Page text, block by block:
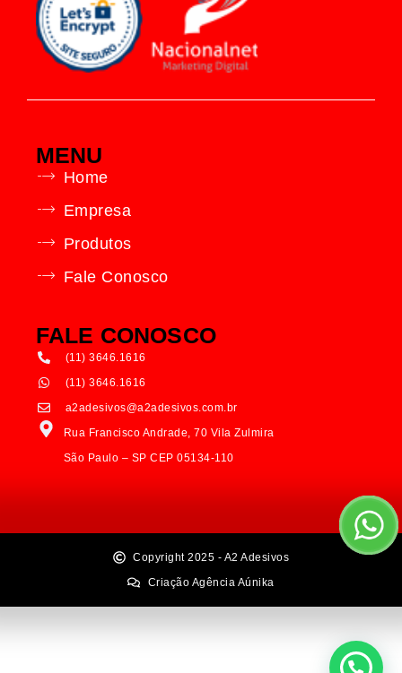
MENU
Home
Empresa
Produtos
Fale Conosco
FALE CONOSCO
(11) 3646.1616
(11) 3646.1616
a2adesivos@a2adesivos.com.br
Rua Francisco Andrade, 70 Vila Zulmira
São Paulo – SP CEP 05134-110
Copyright 2025 - A2 Adesivos
Criação Agência Aúnika